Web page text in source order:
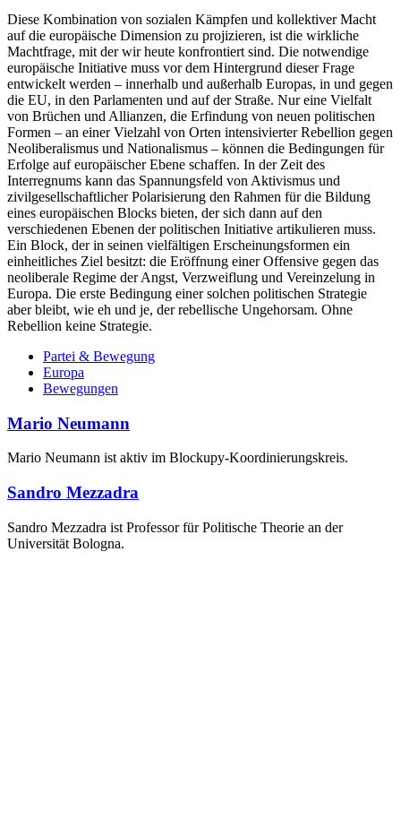
Diese Kombination von sozialen Kämpfen und kollektiver Macht
auf die europäische Dimension zu projizieren, ist die wirkliche
Machtfrage, mit der wir heute konfrontiert sind. Die notwendige
europäische Initiative muss vor dem Hintergrund dieser Frage
entwickelt werden – innerhalb und außerhalb Europas, in und gegen
die EU, in den Parlamenten und auf der Straße. Nur eine Vielfalt
von Brüchen und Allianzen, die Erfindung von neuen politischen
Formen – an einer Vielzahl von Orten intensivierter Rebellion gegen
Neoliberalismus und Nationalismus – können die Bedingungen für
Erfolge auf europäischer Ebene schaffen. In der Zeit des
Interregnums kann das Spannungsfeld von Aktivismus und
zivilgesellschaftlicher Polarisierung den Rahmen für die Bildung
eines europäischen Blocks bieten, der sich dann auf den
verschiedenen Ebenen der politischen Initiative artikulieren muss.
Ein Block, der in seinen vielfältigen Erscheinungsformen ein
einheitliches Ziel besitzt: die Eröffnung einer Offensive gegen das
neoliberale Regime der Angst, Verzweiflung und Vereinzelung in
Europa. Die erste Bedingung einer solchen politischen Strategie
aber bleibt, wie eh und je, der rebellische Ungehorsam. Ohne
Rebellion keine Strategie.
Partei & Bewegung
Europa
Bewegungen
Mario Neumann
Mario Neumann ist aktiv im Blockupy-Koordinierungskreis.
Sandro Mezzadra
Sandro Mezzadra ist Professor für Politische Theorie an der
Universität Bologna.